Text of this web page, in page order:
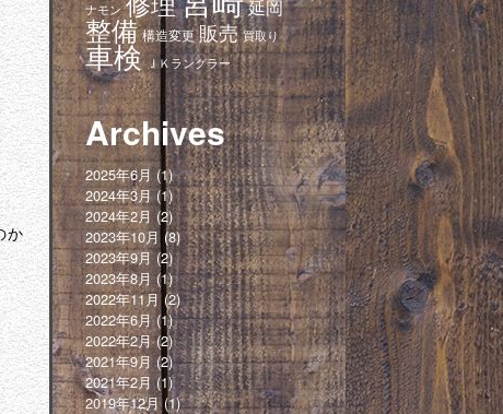
か
ナモン
延岡
整備 構造変更 販売 買取り
車検 ＪＫラングラー
Archives
2025年6月(1)
2024年3月(1)
2024年2月 (2)
2023年10月 (8)
2023年9月(2)
2023年8月(1)
2022年11月(2)
2022年6月(1)
2022年2月(2)
2021年9月(2)
2021年2月(1)
2019年12月(1)